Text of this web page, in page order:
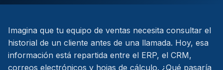
Imagina que tu equipo de ventas necesita consultar el
historial de un cliente antes de una llamada. Hoy, esa
información está repartida entre el ERP, el CRM,
correos electrónicos y hojas de cálculo. ¿Qué pasaría